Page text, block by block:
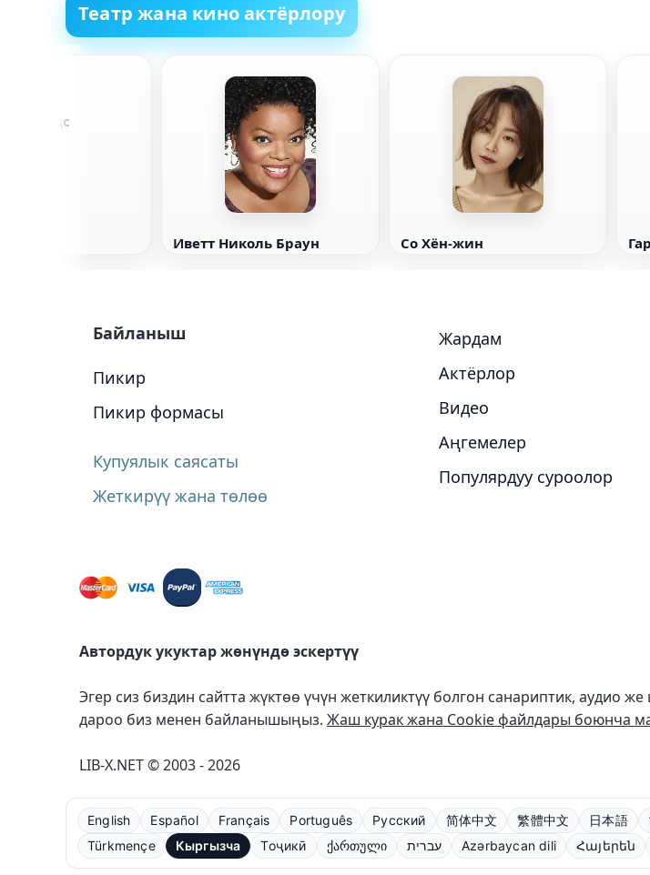
Театр жана кино актёрлору
Иветт Николь Браун Со Хён-жин
Байланыш
Пикир
Пикир формасы
Купуялык саясаты
Жеткирүү жана төлөө
Жардам
Актёрлор
Видео
Аңгемелер
Популярдуу суроолор
Автордук укуктар жөнүндө эскертүү
Эгер сиз биздин сайтта жүктөө үчүн жеткиликтүү болгон санариптик, аудио
дароо биз менен байланышыңыз. Жаш курак жана Cookie файлдары боюнча
LIB-X.NET © 2003 - 2026
English Español Français Português Русский 简体中文 繁體中文 日本語
Türkmençe
Кыргызча Тоҷикӣ ქართული עברית Azərbaycan dili Հայերեն